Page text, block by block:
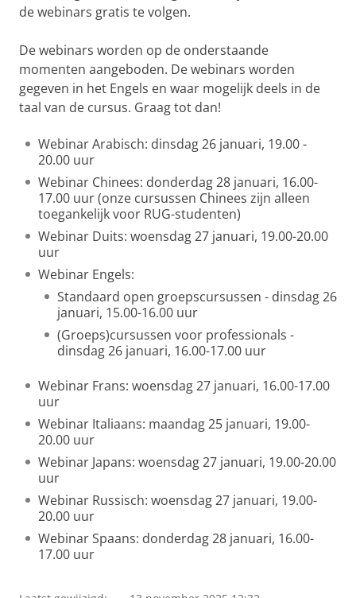
de webinars gratis te volgen.
De webinars worden op de onderstaande
momenten aangeboden. De webinars worden
gegeven in het Engels en waar mogelijk deels in de
taal van de cursus. Graag tot dan!
Webinar Arabisch: dinsdag 26 januari, 19.00 -
20.00 uur
Webinar Chinees: donderdag 28 januari, 16.00-
17.00 uur (onze cursussen Chinees zijn alleen
toegankelijk voor RUG-studenten)
Webinar Duits: woensdag 27 januari, 19.00-20.00
uur
Webinar Engels:
Standaard open groepscursussen - dinsdag 26
januari, 15.00-16.00 uur
(Groeps)cursussen voor professionals -
dinsdag 26 januari, 16.00-17.00 uur
Webinar Frans: woensdag 27 januari, 16.00-17.00
uur
Webinar Italiaans: maandag 25 januari, 19.00-
20.00 uur
Webinar Japans: woensdag 27 januari, 19.00-20.00
uur
Webinar Russisch: woensdag 27 januari, 19.00-
20.00 uur
Webinar Spaans: donderdag 28 januari, 16.00-
17.00 uur